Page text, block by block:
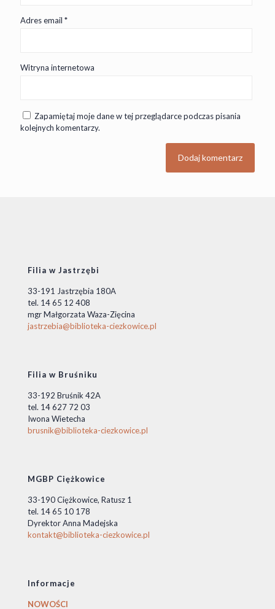
Adres email *
Witryna internetowa
Zapamiętaj moje dane w tej przeglądarce podczas pisania
kolejnych komentarzy.
Filia w Jastrzębi
33-191 Jastrzębia 180A
tel. 14 65 12 408
mgr Małgorzata Waza-Zięcina
jastrzebia@biblioteka-ciezkowice.pl
Filia w Bruśniku
33-192 Bruśnik 42A
tel. 14 627 72 03
Iwona Wietecha
brusnik@biblioteka-ciezkowice.pl
MGBP Ciężkowice
33-190 Ciężkowice, Ratusz 1
tel. 14 65 10 178
Dyrektor Anna Madejska
kontakt@biblioteka-ciezkowice.pl
Informacje
NOWOŚCI